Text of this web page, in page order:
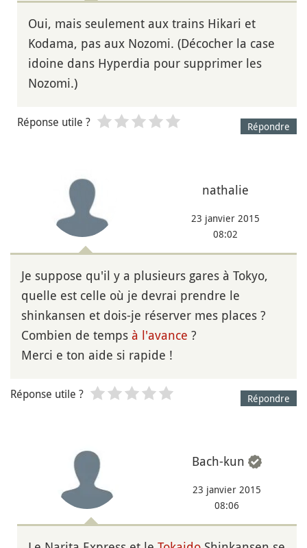
Oui, mais seulement aux trains Hikari et
Kodama, pas aux Nozomi. (Décocher la case
idoine dans Hyperdia pour supprimer les
Nozomi.)
Répondre
Réponse utile ?
nathalie
23 janvier 2015
08:02
Je suppose qu'il y a plusieurs gares à Tokyo,
quelle est celle où je devrai prendre le
shinkansen et dois-je réserver mes places ?
Combien de temps à l'avance ?
Merci e ton aide si rapide !
Répondre
Réponse utile ?
Bach-kun
23 janvier 2015
08:06